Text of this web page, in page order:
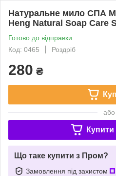
Натуральне мило СПА
Heng Natural Soap Care
Готово до відправки
Код: 0465
Роздріб
280 ₴
або
Купити
Що таке купити з Пром?
Замовлення під захистом